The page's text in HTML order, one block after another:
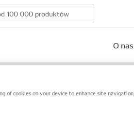
O nas
po numerze VIN / numerze ramy.
of cookies on your device to enhance site navigation,